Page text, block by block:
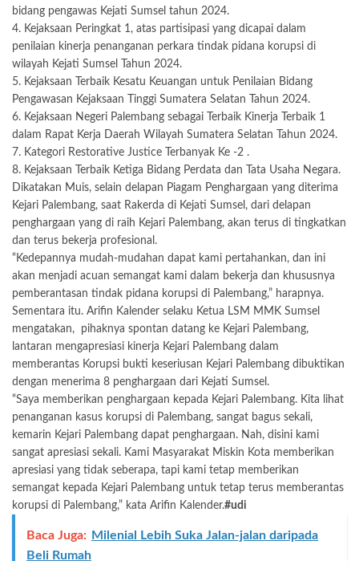
bidang pengawas Kejati Sumsel tahun 2024.
4. Kejaksaan Peringkat 1, atas partisipasi yang dicapai dalam
penilaian kinerja penanganan perkara tindak pidana korupsi di
wilayah Kejati Sumsel Tahun 2024.
5. Kejaksaan Terbaik Kesatu Keuangan untuk Penilaian Bidang
Pengawasan Kejaksaan Tinggi Sumatera Selatan Tahun 2024.
6. Kejaksaan Negeri Palembang sebagai Terbaik Kinerja Terbaik 1
dalam Rapat Kerja Daerah Wilayah Sumatera Selatan Tahun 2024.
7. Kategori Restorative Justice Terbanyak Ke -2 .
8. Kejaksaan Terbaik Ketiga Bidang Perdata dan Tata Usaha Negara.
Dikatakan Muis, selain delapan Piagam Penghargaan yang diterima
Kejari Palembang, saat Rakerda di Kejati Sumsel, dari delapan
penghargaan yang di raih Kejari Palembang, akan terus di tingkatkan
dan terus bekerja profesional.
“Kedepannya mudah-mudahan dapat kami pertahankan, dan ini
akan menjadi acuan semangat kami dalam bekerja dan khususnya
pemberantasan tindak pidana korupsi di Palembang,” harapnya.
Sementara itu. Arifin Kalender selaku Ketua LSM MMK Sumsel
mengatakan, pihaknya spontan datang ke Kejari Palembang,
lantaran mengapresiasi kinerja Kejari Palembang dalam
memberantas Korupsi bukti keseriusan Kejari Palembang dibuktikan
dengan menerima 8 penghargaan dari Kejati Sumsel.
“Saya memberikan penghargaan kepada Kejari Palembang. Kita lihat
penanganan kasus korupsi di Palembang, sangat bagus sekali,
kemarin Kejari Palembang dapat penghargaan. Nah, disini kami
sangat apresiasi sekali. Kami Masyarakat Miskin Kota memberikan
apresiasi yang tidak seberapa, tapi kami tetap memberikan
semangat kepada Kejari Palembang untuk tetap terus memberantas
korupsi di Palembang,” kata Arifin Kalender.#udi
Baca Juga: Milenial Lebih Suka Jalan-jalan daripada
Beli Rumah